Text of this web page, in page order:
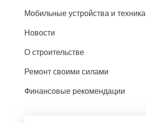
Мобильные устройства и техника
Новости
О строительстве
Ремонт своими силами
Финансовые рекомендации